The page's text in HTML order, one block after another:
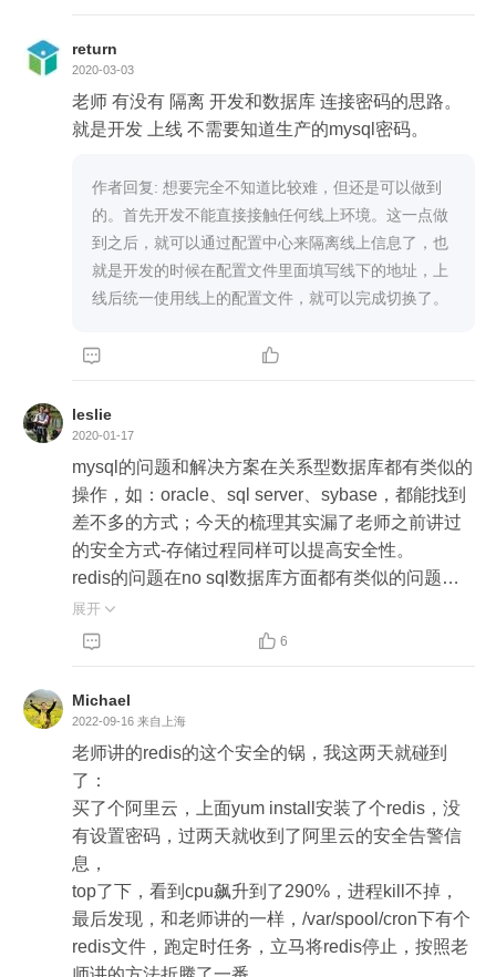
return
2020-03-03
老师 有没有 隔离 开发和数据库 连接密码的思路。
就是开发 上线 不需要知道生产的mysql密码。
作者回复: 想要完全不知道比较难，但还是可以做到
的。首先开发不能直接接触任何线上环境。这一点做
到之后，就可以通过配置中心来隔离线上信息了，也
就是开发的时候在配置文件里面填写线下的地址，上
线后统一使用线上的配置文件，就可以完成切换了。
 
leslie
2020-01-17
mysql的问题和解决方案在关系型数据库都有类似的
操作，如：oracle、sql server、sybase，都能找到
差不多的方式；今天的梳理其实漏了老师之前讲过
的安全方式-存储过程同样可以提高安全性。
redis的问题在no sql数据库方面都有类似的问题。
记得老师之前课程有提过redis登陆之后su -s /bin/re
dis-server nobody。
续老师的分享；课程结束时应当常规的风险问题都
能较好的防御。建议课程中加一些扩展阅读-满足跟
深层次需求。谢谢。
展开 
  6
Michael
2022-09-16 来自上海
老师讲的redis的这个安全的锅，我这两天就碰到
了：
买了个阿里云，上面yum install安装了个redis，没
有设置密码，过两天就收到了阿里云的安全告警信
息，
top了下，看到cpu飙升到了290%，进程kill不掉，
最后发现，和老师讲的一样，/var/spool/cron下有个
redis文件，跑定时任务，立马将redis停止，按照老